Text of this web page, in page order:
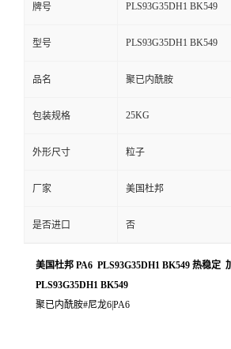
牌号 PLS93G35DH1 BK549
型号 PLS93G35DH1 BK549
品名 聚已内酰胺
包装规格 25KG
外形尺寸 粒子
厂家 美国杜邦
是否进口 否
美国杜邦 PA6 PLS93G35DH1 BK549 热稳定
PLS93G35DH1 BK549
聚已内酰胺#尼龙6|PA6